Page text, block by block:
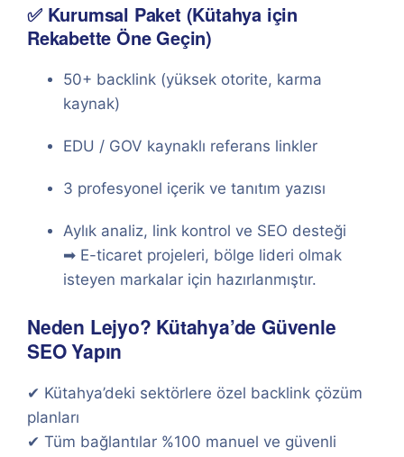
✅ Kurumsal Paket (Kütahya için
Rekabette Öne Geçin)
50+ backlink (yüksek otorite, karma
kaynak)
EDU / GOV kaynaklı referans linkler
3 profesyonel içerik ve tanıtım yazısı
Aylık analiz, link kontrol ve SEO desteği
➡ E-ticaret projeleri, bölge lideri olmak
isteyen markalar için hazırlanmıştır.
Neden Lejyo? Kütahya’de Güvenle
SEO Yapın
✔ Kütahya’deki sektörlere özel backlink çözüm
planları
✔ Tüm bağlantılar %100 manuel ve güvenli